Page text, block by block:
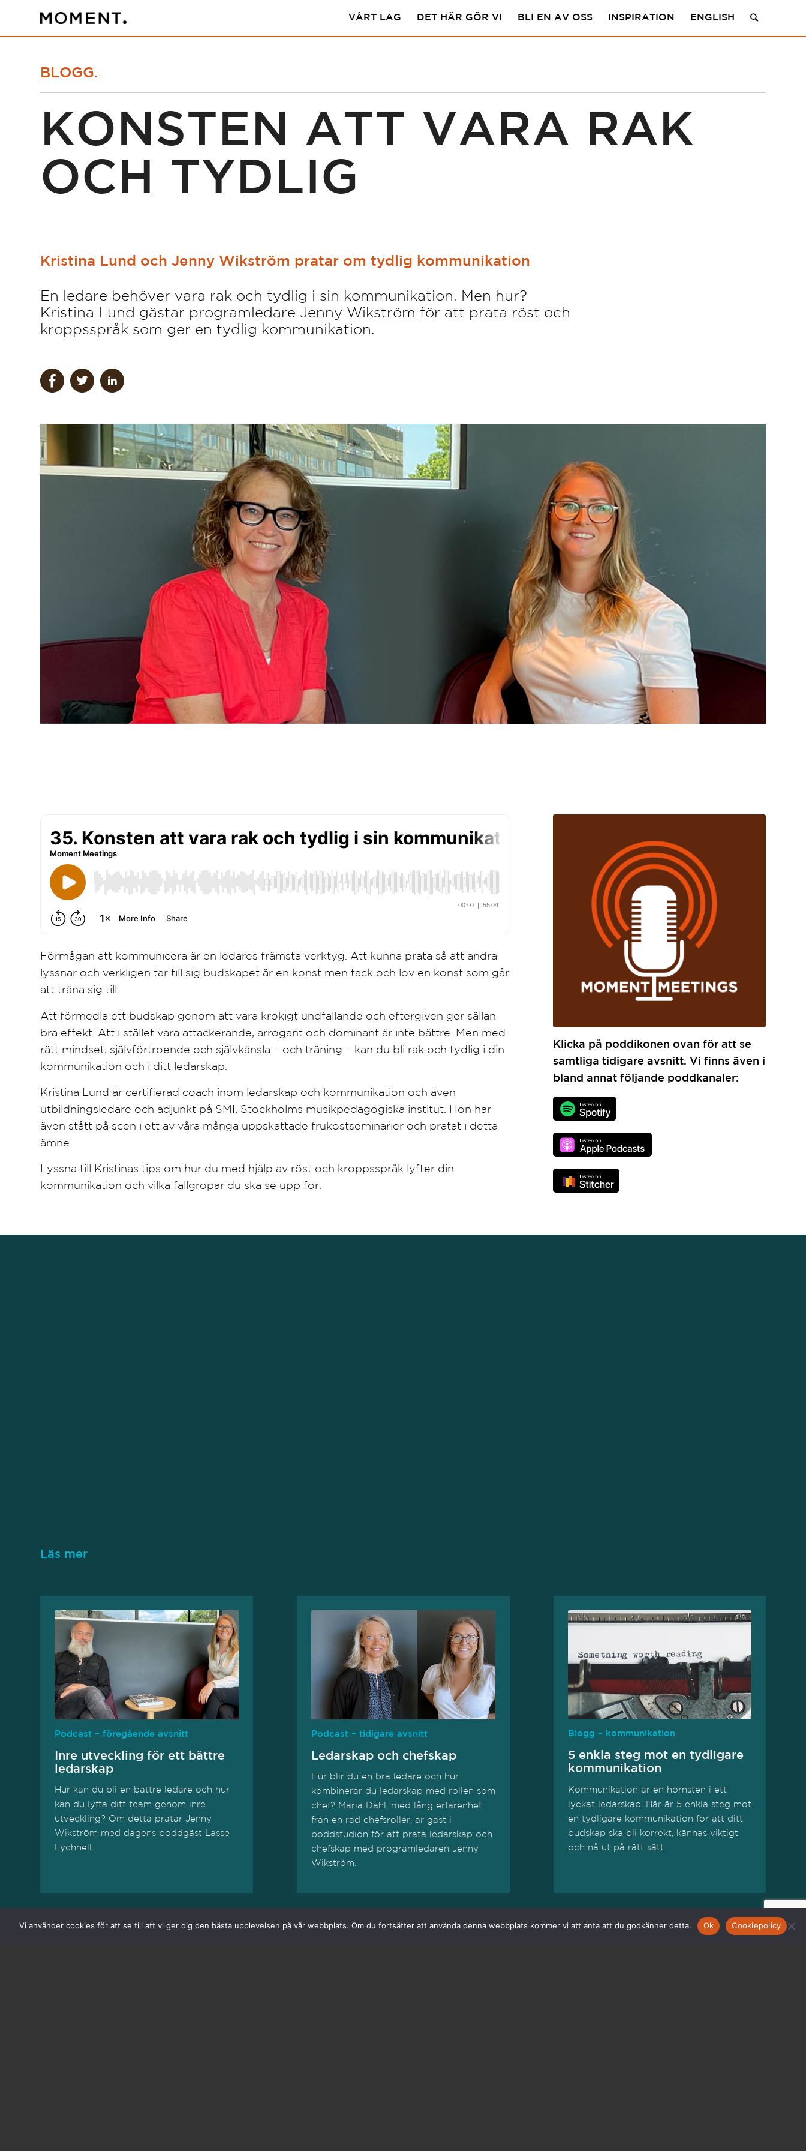
VÅRT LAG DET HÄR GÖR VI BLI EN AV OSS INSPIRATION ENGLISH
BLOGG.
KONSTEN ATT VARA RAK
OCH TYDLIG
Kristina Lund och Jenny Wikström pratar om tydlig kommunikation
En ledare behöver vara rak och tydlig i sin kommunikation. Men hur?
Kristina Lund gästar programledare Jenny Wikström för att prata röst och
kroppsspråk som ger en tydlig kommunikation.
Förmågan att kommunicera är en ledares främsta verktyg. Att kunna prata så att andra
lyssnar och verkligen tar till sig budskapet är en konst men tack och lov en konst som går
att träna sig till.
Att förmedla ett budskap genom att vara krokigt undfallande och eftergiven ger sällan
bra effekt. Att i stället vara attackerande, arrogant och dominant är inte bättre. Men med
rätt mindset, självförtroende och självkänsla – och träning – kan du bli rak och tydlig i din
kommunikation och i ditt ledarskap.
Kristina Lund är certifierad coach inom ledarskap och kommunikation och även
utbildningsledare och adjunkt på SMI, Stockholms musikpedagogiska institut. Hon har
även stått på scen i ett av våra många uppskattade frukostseminarier och pratat i detta
ämne.
Lyssna till Kristinas tips om hur du med hjälp av röst och kroppsspråk lyfter din
kommunikation och vilka fallgropar du ska se upp för.
Klicka på poddikonen ovan för att se
samtliga tidigare avsnitt. Vi finns även i
bland annat följande poddkanaler:
Läs mer
Podcast – föregående avsnitt
Inre utveckling för ett bättre
ledarskap
Hur kan du bli en bättre ledare och hur
kan du lyfta ditt team genom inre
utveckling? Om detta pratar Jenny
Wikström med dagens poddgäst Lasse
Lychnell.
Podcast – tidigare avsnitt
Ledarskap och chefskap
Hur blir du en bra ledare och hur
kombinerar du ledarskap med rollen som
chef? Maria Dahl, med lång erfarenhet
från en rad chefsroller, är gäst i
poddstudion för att prata ledarskap och
chefskap med programledaren Jenny
Wikström.
Blogg – kommunikation
5 enkla steg mot en tydligare
kommunikation
Kommunikation är en hörnsten i ett
lyckat ledarskap. Här är 5 enkla steg mot
en tydligare kommunikation för att ditt
budskap ska bli korrekt, kännas viktigt
och nå ut på rätt sätt.
Vi använder cookies för att se till att vi ger dig den bästa upplevelsen på vår webbplats. Om du fortsätter att använda denna webbplats kommer vi att anta att du godkänner detta. Ok Cookiepolicy